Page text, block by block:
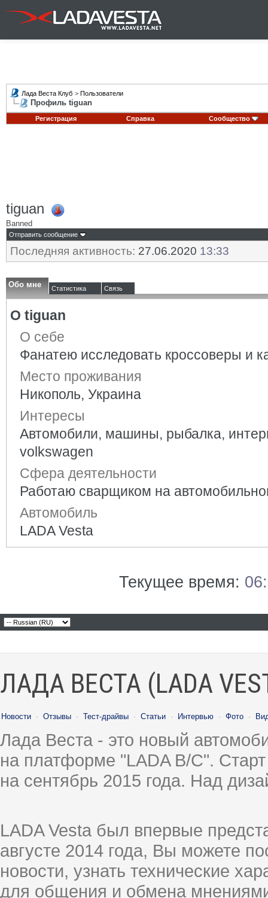
Лада Веста Клуб > Пользователи
Профиль tiguan
Регистрация Справка Сообщество
tiguan
Banned
Отправить сообщение
Последняя активность: 27.06.2020 13:33
Обо мне Статистика Связь
О tiguan
О себе
Фанатею исследовать кроссоверы и
Место проживания
Никополь, Украина
Интересы
Автомобили, машины, рыбалка,
volkswagen
Сфера деятельности
Работаю сварщиком на
Автомобиль
LADA Vesta
Текущее время:
ЛАДА ВЕСТА (LADA
Новости · Отзывы · Тест-драйвы · Статьи · Интервью · Фото ·
Лада Веста - это новый
на платформе "LADA B/C".
на сентябрь 2015 года. Над
LADA Vesta был впервые
августе 2014 года, Вы можете
новости, узнать технические
для общения и обмена